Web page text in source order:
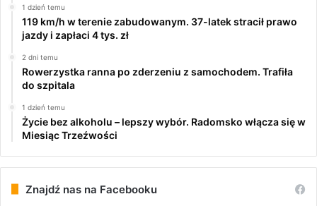
1 dzień temu
119 km/h w terenie zabudowanym. 37-latek stracił prawo
jazdy i zapłaci 4 tys. zł
2 dni temu
Rowerzystka ranna po zderzeniu z samochodem. Trafiła
do szpitala
1 dzień temu
Życie bez alkoholu – lepszy wybór. Radomsko włącza się w
Miesiąc Trzeźwości
Znajdź nas na Facebooku